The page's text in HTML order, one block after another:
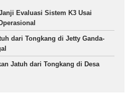
Evaluasi Sistem K3 Usai
dari Tongkang di Jetty Ganda-
Jatuh dari Tongkang di Desa